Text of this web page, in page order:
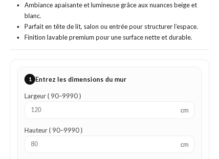
Ambiance apaisante et lumineuse grâce aux nuances beige et
blanc.
Parfait en tête de lit, salon ou entrée pour structurer l’espace.
Finition lavable premium pour une surface nette et durable.
1 Entrez les dimensions du mur
Largeur ( 90–9990 )
cm
Hauteur ( 90–9990 )
cm